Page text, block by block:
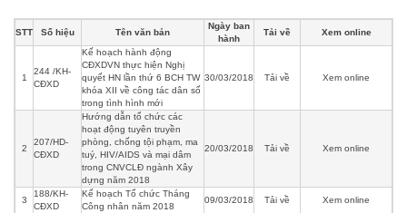
STT Số hiệu Tên văn bản
Ngày ban
hành
Tải về Xem online
1
244 /KH-
CĐXD
Kế hoạch hành động
CĐXDVN thực hiện Nghị
quyết HN lần thứ 6 BCH TW
khóa XII về công tác dân số
trong tình hình mới
30/03/2018 Tải về Xem online
2
207/HD-
CĐXD
Hướng dẫn tổ chức các
hoạt động tuyên truyền
phòng, chống tội phạm, ma
tuý, HIV/AIDS và mại dâm
trong CNVCLĐ ngành Xây
dựng năm 2018
20/03/2018 Tải về Xem online
3
188/KH-
CĐXD
Kế hoạch Tổ chức Tháng
Công nhân năm 2018
09/03/2018 Tải về Xem online